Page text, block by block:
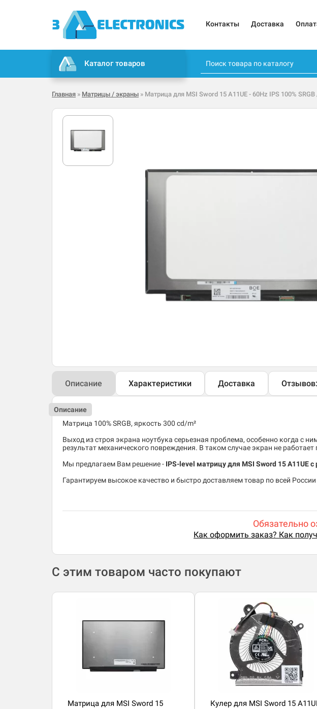
Контакты Доставка
Каталог товаров
Главная » Матрицы / экраны » Матрица для MSI Sword 15 A11UE - 60Hz IPS 100%
Описание Характеристики Доставка
Описание
Матрица 100% SRGB, яркость 300 cd/m²
Выход из строя экрана ноутбука серьезная проблема, особенно когда с
результат механического повреждения. В таком случае экран не
Мы предлагаем Вам решение - IPS-level матрицу для MSI Sword 15 A11UE
Гарантируем высокое качество и быстро доставляем товар по всей
Обязательно
Как оформить заказ? Как
С этим товаром часто покупают
Матрица для MSI Sword 15
Кулер для MSI Sword 15